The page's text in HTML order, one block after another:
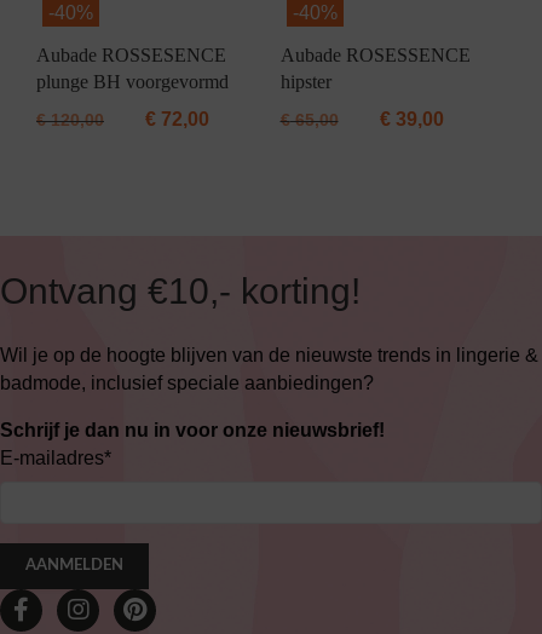
-40%
Aubade ROSSESENCE
plunge BH voorgevormd
€120,00 € 72,00
-40%
Aubade ROSESSENCE
hipster
€65,00 €39,00
Ontvang €10,- korting!
Wil je op de hoogte blijven van de nieuwste trends in lingerie &
badmode, inclusief speciale aanbiedingen?
Schrijf je dan nu in voor onze nieuwsbrief!
E-mailadres*
AANMELDEN